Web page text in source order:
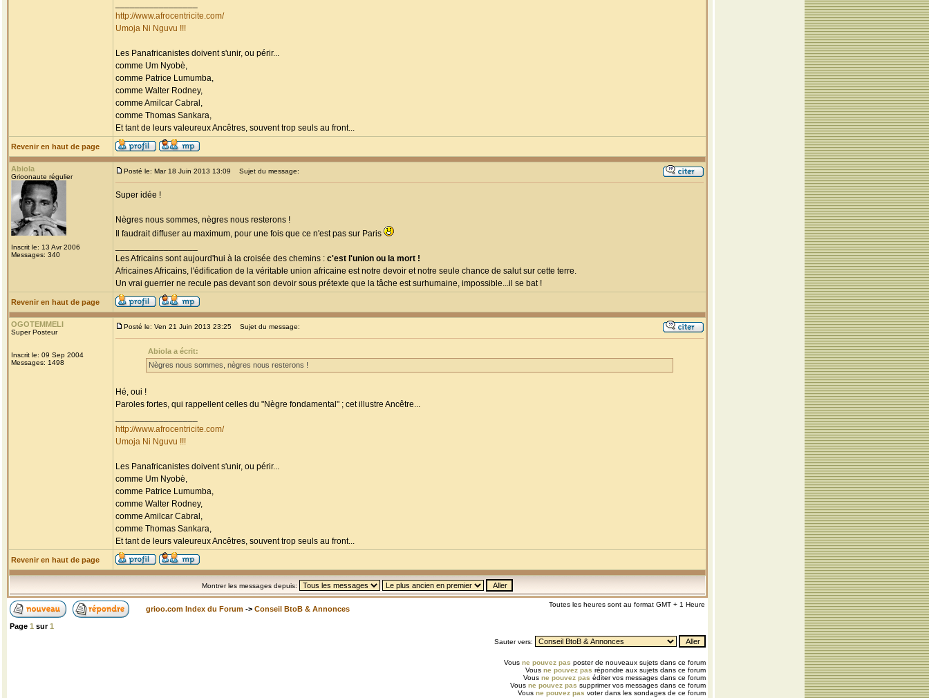
http://www.afrocentricite.com/
Umoja Ni Nguvu !!!
Les Panafricanistes doivent s'unir, ou périr...
comme Um Nyobè,
comme Patrice Lumumba,
comme Walter Rodney,
comme Amilcar Cabral,
comme Thomas Sankara,
Et tant de leurs valeureux Ancêtres, souvent trop seuls au front...
Revenir en haut de page
Abiola
Grioonaute régulier
Inscrit le: 13 Avr 2006
Messages: 340
Posté le: Mar 18 Juin 2013 13:09 Sujet du message:
Super idée !
Nègres nous sommes, nègres nous resterons !
Il faudrait diffuser au maximum, pour une fois que ce n'est pas sur Paris
Les Africains sont aujourd'hui à la croisée des chemins : c'est l'union ou la mort !
Africaines Africains, l'édification de la véritable union africaine est notre devoir et notre seule chance de salut sur cette terre.
Un vrai guerrier ne recule pas devant son devoir sous prétexte que la tâche est surhumaine, impossible...il se bat !
Revenir en haut de page
OGOTEMMELI
Super Posteur
Inscrit le: 09 Sep 2004
Messages: 1498
Posté le: Ven 21 Juin 2013 23:25 Sujet du message:
Abiola a écrit:
Nègres nous sommes, nègres nous resterons !
Hé, oui !
Paroles fortes, qui rappellent celles du "Nègre fondamental" ; cet illustre Ancêtre...
http://www.afrocentricite.com/
Umoja Ni Nguvu !!!
Les Panafricanistes doivent s'unir, ou périr...
comme Um Nyobè,
comme Patrice Lumumba,
comme Walter Rodney,
comme Amilcar Cabral,
comme Thomas Sankara,
Et tant de leurs valeureux Ancêtres, souvent trop seuls au front...
Revenir en haut de page
Montrer les messages depuis:
grioo.com Index du Forum -> Conseil BtoB & Annonces
Toutes les heures sont au format GMT + 1 Heure
Page 1 sur1
Sauter vers:
Vous ne pouvez pas poster de nouveaux sujets dans ce forum
Vous ne pouvez pas répondre aux sujets dans ce forum
Vous ne pouvez pas éditer vos messages dans ce forum
Vous ne pouvez pas supprimer vos messages dans ce forum
Vous ne pouvez pas voter dans les sondages de ce forum